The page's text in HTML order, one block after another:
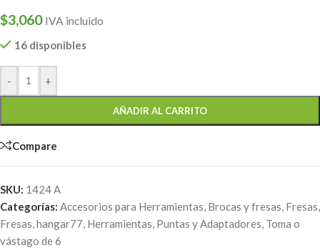
$3,060 IVA incluido
16 disponibles
- +
AÑADIR AL CARRITO
Compare
SKU: 1424 A
Categorías: Accesorios para Herramientas, Brocas y fresas, Fresas,
Fresas,hangar77, Herramientas, Puntas y Adaptadores, Toma o
vástago de 6